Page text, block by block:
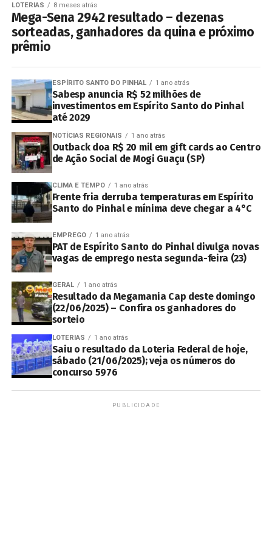
LOTERIAS 8 meses atrás
Mega-Sena 2942 resultado – dezenas
sorteadas, ganhadores da quina e próximo
prêmio
ESPÍRITO SANTO DO PINHAL 1 ano atrás
Sabesp anuncia R$ 52 milhões de
investimentos em Espírito Santo do Pinhal
até 2029
NOTÍCIAS REGIONAIS 1 ano atrás
Outback doa R$ 20 mil em gift cards ao Centro
de Ação Social de Mogi Guaçu (SP)
CLIMA E TEMPO 1 ano atrás
Frente fria derruba temperaturas em Espírito
Santo do Pinhal e mínima deve chegar a 4°C
EMPREGO 1 ano atrás
PAT de Espírito Santo do Pinhal divulga novas
vagas de emprego nesta segunda-feira (23)
GERAL 1 ano atrás
Resultado da Megamania Cap deste domingo
(22/06/2025) – Confira os ganhadores do
sorteio
LOTERIAS 1 ano atrás
Saiu o resultado da Loteria Federal de hoje,
sábado (21/06/2025); veja os números do
concurso 5976
PUBLICIDADE